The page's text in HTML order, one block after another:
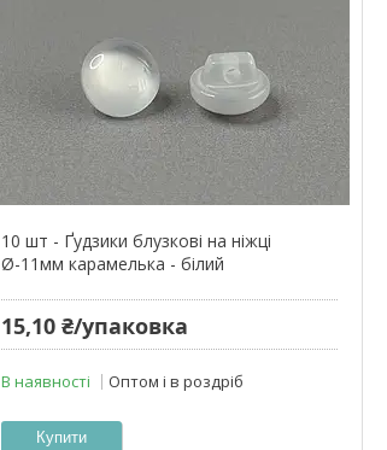
10 шт - Ґудзики блузкові на ніжці
Ø-11мм карамелька - білий
15,10 ₴/упаковка
В наявності Оптом і в роздріб
Купити